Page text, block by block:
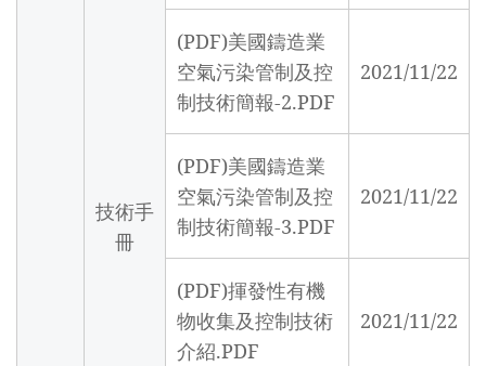
技術手
冊
(PDF)美國鑄造業
空氣污染管制及控
制技術簡報-2.PDF
2021/11/22
(PDF)美國鑄造業
空氣污染管制及控
制技術簡報-3.PDF
2021/11/22
(PDF)揮發性有機
物收集及控制技術
介紹.PDF
2021/11/22